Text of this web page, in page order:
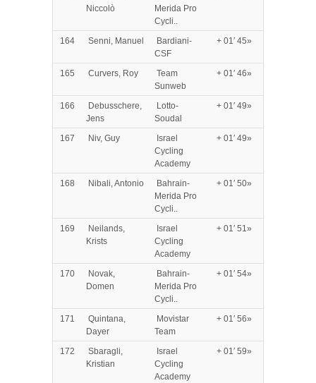
Niccolò
Merida Pro
Cycli..
164 Senni, Manuel
Bardiani-
CSF
+ 01′ 45»
165 Curvers, Roy
Team
Sunweb
+ 01′ 46»
166
Debusschere,
Jens
Lotto-
Soudal
+ 01′ 49»
167 Niv, Guy
Israel
Cycling
Academy
+ 01′ 49»
168 Nibali, Antonio
Bahrain-
Merida Pro
Cycli..
+ 01′ 50»
169
Neilands,
Krists
Israel
Cycling
Academy
+ 01′ 51»
170
Novak,
Domen
Bahrain-
Merida Pro
Cycli..
+ 01′ 54»
171
Quintana,
Dayer
Movistar
Team
+ 01′ 56»
172
Sbaragli,
Kristian
Israel
Cycling
Academy
+ 01′ 59»